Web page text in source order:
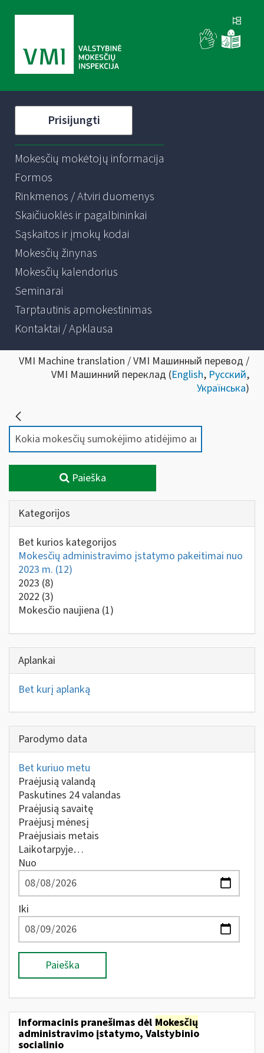
Prisijungti
Mokesčių mokėtojų informacija
Formos
Rinkmenos / Atviri duomenys
Skaičiuoklės ir pagalbininkai
Sąskaitos ir įmokų kodai
Mokesčių žinynas
Mokesčių kalendorius
Seminarai
Tarptautinis apmokestinimas
Kontaktai / Apklausa
VMI Machine translation / VMI Машинный перевод /
VMI Машинний переклад (English, Русский,
Українська)
Paieška
Kategorijos
Bet kurios kategorijos
Mokesčių administravimo įstatymo pakeitimai nuo
2023 m. (12)
2023 (8)
2022 (3)
Mokesčio naujiena (1)
Aplankai
Bet kurį aplanką
Parodymo data
Bet kuriuo metu
Praėjusią valandą
Paskutines 24 valandas
Praėjusią savaitę
Praėjusį mėnesį
Praėjusiais metais
Laikotarpyje…
Nuo
Iki
Paieška
Informacinis pranešimas dėl Mokesčių
administravimo įstatymo, Valstybinio
socialinio